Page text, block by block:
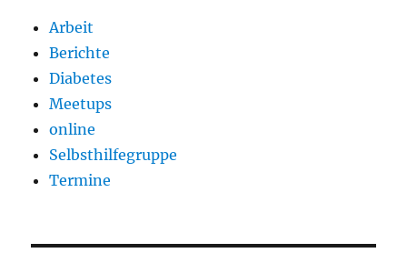
Arbeit
Berichte
Diabetes
Meetups
online
Selbsthilfegruppe
Termine